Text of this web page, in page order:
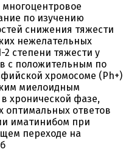
по изучению
снижения тяжести
нежелательных
2 степени тяжести у
с положительным по
хромосоме (Ph+)
миелоидным
хронической фазе,
оптимальных ответов
иматинибом при
переходе на